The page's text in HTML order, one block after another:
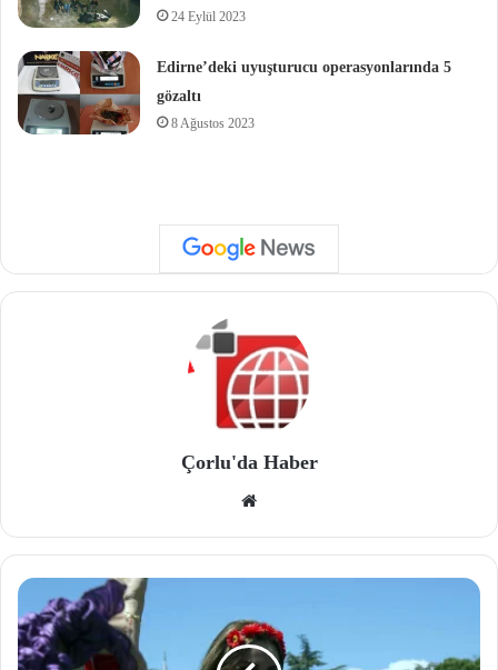
24 Eylül 2023
Edirne’deki uyuşturucu operasyonlarında 5
gözaltı
8 Ağustos 2023
Çorlu'da Haber
site
si